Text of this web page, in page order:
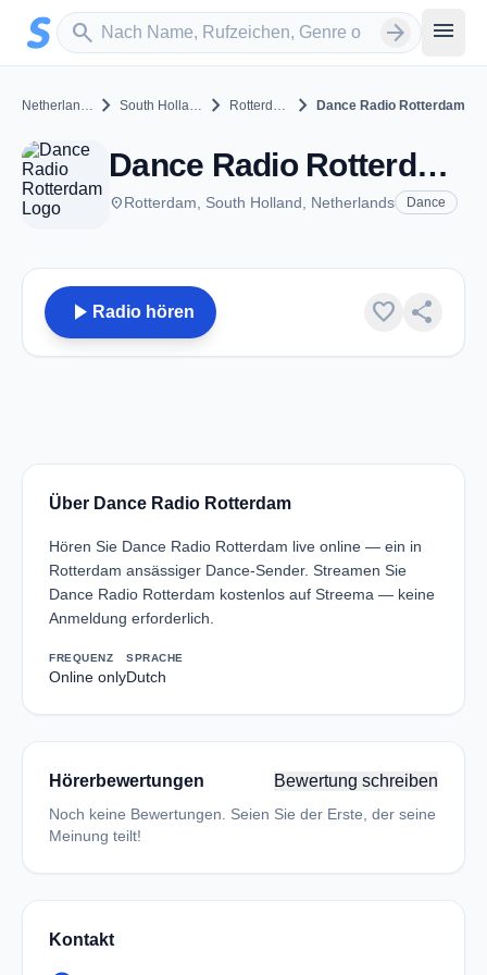
Zum Hauptinhalt springen
search
Sender suchen arrow_forward menu
Netherlands chevron_right South Holland chevron_right Rotterdam chevron_right Dance Radio Rotterdam
Dance Radio Rotterdam - Rotterdam
placeRotterdam, South Holland, Netherlands Dance
play_arrow Radio hören favorite share
Über Dance Radio Rotterdam
Hören Sie Dance Radio Rotterdam live online — ein in
Rotterdam ansässiger Dance-Sender. Streamen Sie
Dance Radio Rotterdam kostenlos auf Streema — keine
Anmeldung erforderlich.
FREQUENZ
Online only
SPRACHE
Dutch
Hörerbewertungen Bewertung schreiben
Noch keine Bewertungen. Seien Sie der Erste, der seine
Meinung teilt!
Kontakt